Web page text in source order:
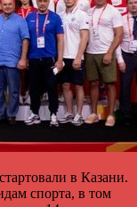
в Казани.
спорта, в том